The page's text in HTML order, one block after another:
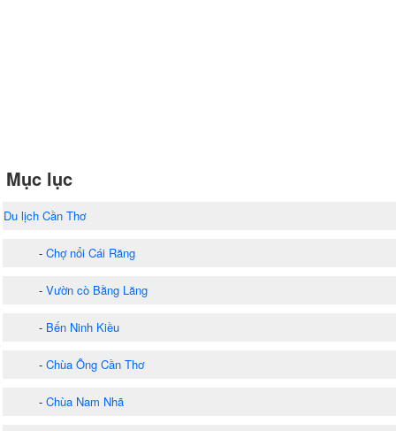
Mục lục
Du lịch Cần Thơ
- Chợ nổi Cái Răng
- Vườn cò Bằng Lăng
- Bến Ninh Kiều
- Chùa Ông Cần Thơ
- Chùa Nam Nhã